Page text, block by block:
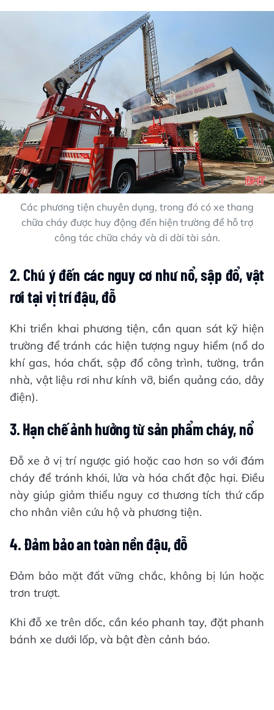
Các phương tiện chuyên dụng, trong đó có xe thang
chữa cháy được huy động đến hiện trường để hỗ trợ
công tác chữa cháy và di dời tài sản.
2. Chú ý đến các nguy cơ như nổ, sập đổ, vật
rơi tại vị trí đậu, đỗ
Khi triển khai phương tiện, cần quan sát kỹ hiện
trường để tránh các hiện tượng nguy hiểm (nổ do
khí gas, hóa chất, sập đổ công trình, tường, trần
nhà, vật liệu rơi như kính vỡ, biển quảng cáo, dây
điện).
3. Hạn chế ảnh hưởng từ sản phẩm cháy, nổ
Đỗ xe ở vị trí ngược gió hoặc cao hơn so với đám
cháy để tránh khói, lửa và hóa chất độc hại. Điều
này giúp giảm thiểu nguy cơ thương tích thứ cấp
cho nhân viên cứu hộ và phương tiện.
4. Đảm bảo an toàn nền đậu, đỗ
Đảm bảo mặt đất vững chắc, không bị lún hoặc
trơn trượt.
Khi đỗ xe trên dốc, cần kéo phanh tay, đặt phanh
bánh xe dưới lốp, và bật đèn cảnh báo.